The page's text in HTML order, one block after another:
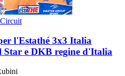
l'Estathé 3x3 Italia
Star e DKB regine d'Italia